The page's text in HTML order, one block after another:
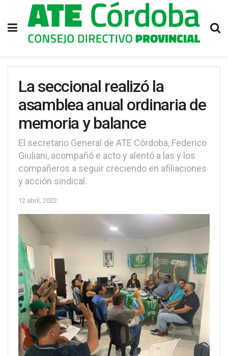
La seccional realizó la
asamblea anual ordinaria de
memoria y balance
El secretario General de ATE Córdoba, Federico
Giuliani, acompañó e acto y alentó a las y los
compañeros a seguir creciendo en afiliaciones
y acción sindical.
12 abril, 2022